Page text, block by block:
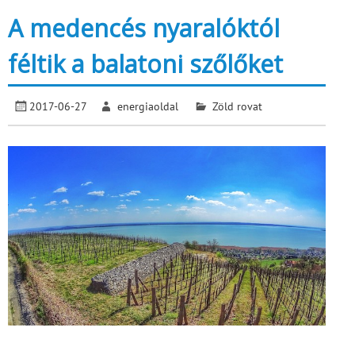
A medencés nyaralóktól
féltik a balatoni szőlőket
2017-06-27 energiaoldal Zöld rovat